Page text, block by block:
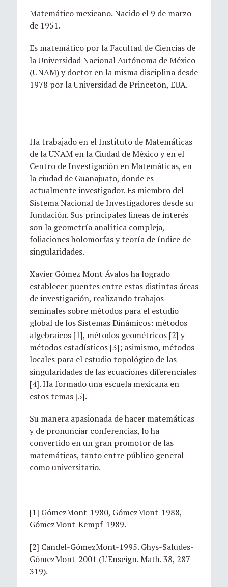
Matemático mexicano. Nacido el 9 de marzo
de 1951.
Es matemático por la Facultad de Ciencias de
la Universidad Nacional Autónoma de México
(UNAM) y doctor en la misma disciplina desde
1978 por la Universidad de Princeton, EUA.
Ha trabajado en el Instituto de Matemáticas
de la UNAM en la Ciudad de México y en el
Centro de Investigación en Matemáticas, en
la ciudad de Guanajuato, donde es
actualmente investigador. Es miembro del
Sistema Nacional de Investigadores desde su
fundación. Sus principales lineas de interés
son la geometría analítica compleja,
foliaciones holomorfas y teoría de índice de
singularidades.
Xavier Gómez Mont Ávalos ha logrado
establecer puentes entre estas distintas áreas
de investigación, realizando trabajos
seminales sobre métodos para el estudio
global de los Sistemas Dinámicos: métodos
algebraicos [1], métodos geométricos [2] y
métodos estadísticos [3]; asimismo, métodos
locales para el estudio topológico de las
singularidades de las ecuaciones diferenciales
[4]. Ha formado una escuela mexicana en
estos temas [5].
Su manera apasionada de hacer matemáticas
y de pronunciar conferencias, lo ha
convertido en un gran promotor de las
matemáticas, tanto entre público general
como universitario.
[1] GómezMont-1980, GómezMont-1988,
GómezMont-Kempf-1989.
[2] Candel-GómezMont-1995. Ghys-Saludes-
GómezMont-2001 (L’Enseign. Math. 38, 287-
319).